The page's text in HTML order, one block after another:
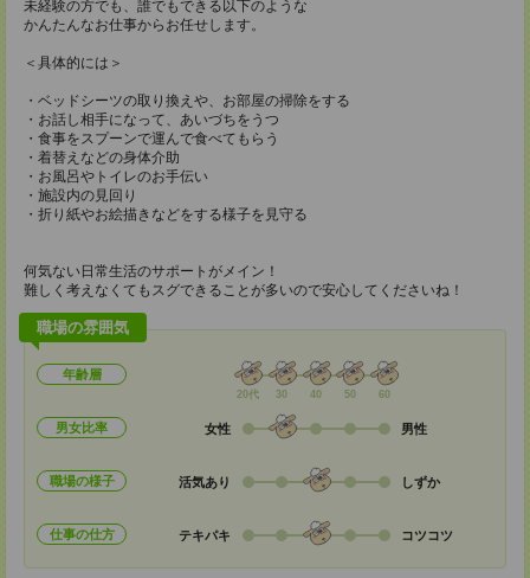
未経験の方でも、誰でもできる以下のような
かんたんなお仕事からお任せします。
＜具体的には＞
・ベッドシーツの取り換えや、お部屋の掃除をする
・お話し相手になって、あいづちをうつ
・食事をスプーンで運んで食べてもらう
・着替えなどの身体介助
・お風呂やトイレのお手伝い
・施設内の見回り
・折り紙やお絵描きなどをする様子を見守る
何気ない日常生活のサポートがメイン！
難しく考えなくてもスグできることが多いので安心してくださいね！
職場の雰囲気
年齢層
20代 30 40 50 60
男女比率 女性 男性
職場の様子 活気あり しずか
仕事の仕方 テキパキ コツコツ